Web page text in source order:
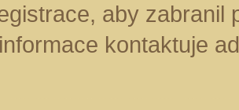
aby zabranil
kontaktuje